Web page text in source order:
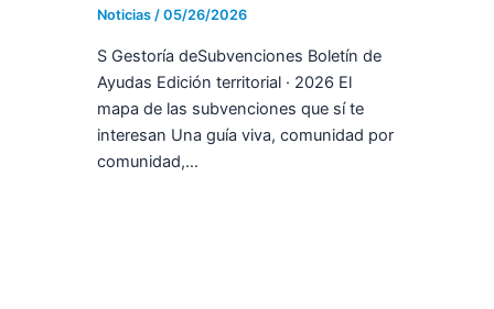
Noticias/ 05/26/2026
S Gestoría deSubvenciones Boletín de
Ayudas Edición territorial · 2026 El
mapa de las subvenciones que sí te
interesan Una guía viva, comunidad por
comunidad,…